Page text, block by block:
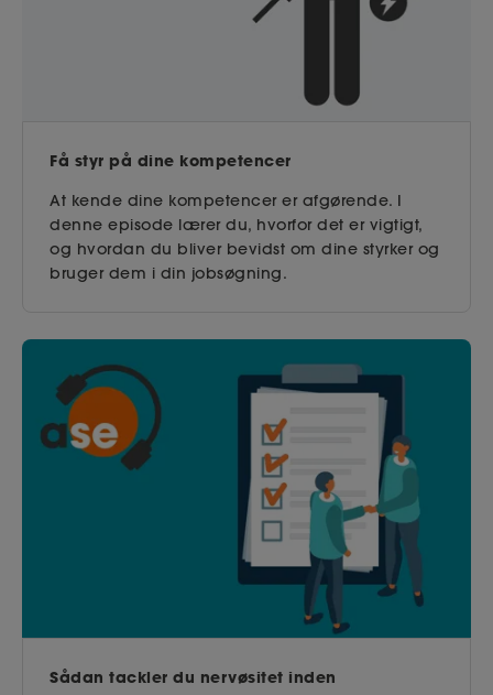
Få styr på dine kompetencer
At kende dine kompetencer er afgørende. I
denne episode lærer du, hvorfor det er vigtigt,
og hvordan du bliver bevidst om dine styrker og
bruger dem i din jobsøgning.
Sådan tackler du nervøsitet inden